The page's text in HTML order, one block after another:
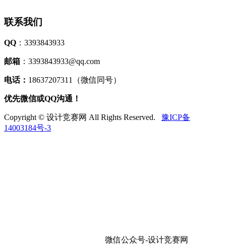
联系我们
QQ ：3393843933
邮箱 ：3393843933@qq.com
电话： 18637207311（微信同号）
优先微信或QQ沟通！
Copyright © 设计竞赛网 All Rights Reserved.
豫ICP备
14003184号-3
微信公众号-设计竞赛网